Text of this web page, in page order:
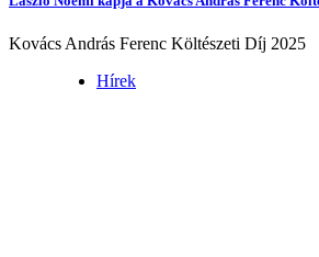
Kovács András Ferenc Költészeti Díj 2025
Hírek